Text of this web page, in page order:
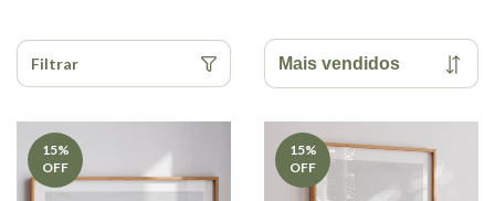
Filtrar
15%
OFF
15%
OFF